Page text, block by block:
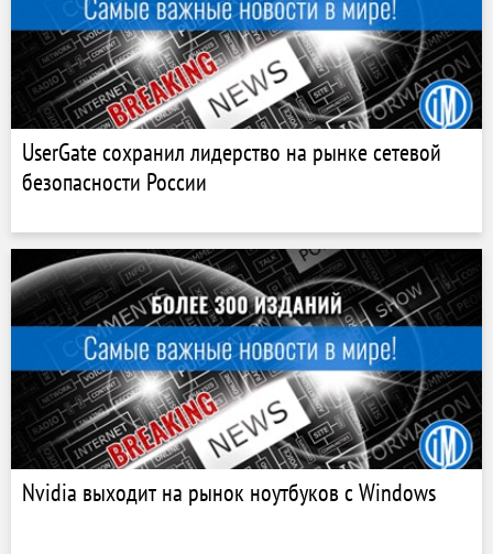
UserGate сохранил лидерство на рынке сетевой
безопасности России
Nvidia выходит на рынок ноутбуков с Windows